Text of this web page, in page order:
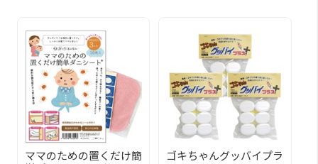
ママのための置くだけ簡
ゴキちゃんグッバイプラ